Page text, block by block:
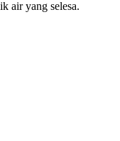
air yang selesa.